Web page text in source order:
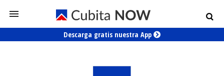
Descarga gratis nuestra App